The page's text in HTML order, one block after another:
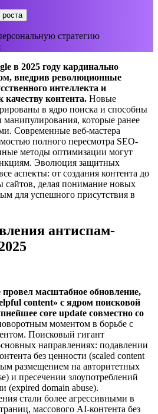
роста
в 2025 году кардинально
внедрив революционные
интеллекта и
качеству контента. Новые
в ядро поиска и способны
которые ранее
Современные веб-мастера
полного пересмотра SEO-
методы оптимизации могут
Эволюция защитных
аспекты: от создания контента до
сайтов, делая понимание новых
для успешного присутствия в
антиспам-
провел масштабное обновление,
content» с ядром поисковой
core update совместно со
моментом в борьбе с
Поисковый гигант
направлениях: подавлении
без ценности (scaled content
размещением на авторитетных
и пресечении злоупотреблений
(expired domain abuse).
стали более агрессивными в
массового AI-контента без